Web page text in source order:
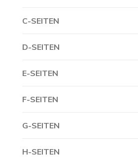
C-SEITEN
D-SEITEN
E-SEITEN
F-SEITEN
G-SEITEN
H-SEITEN